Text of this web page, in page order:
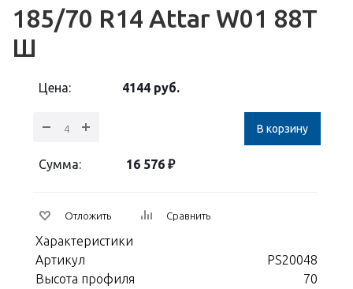
185/70 R14 Attar W01 88T
Ш
Цена: 4144 руб.
В корзину
Сумма: 16 576 ₽
Отложить Сравнить
Характеристики
Артикул
PS20048
Высота профиля
70